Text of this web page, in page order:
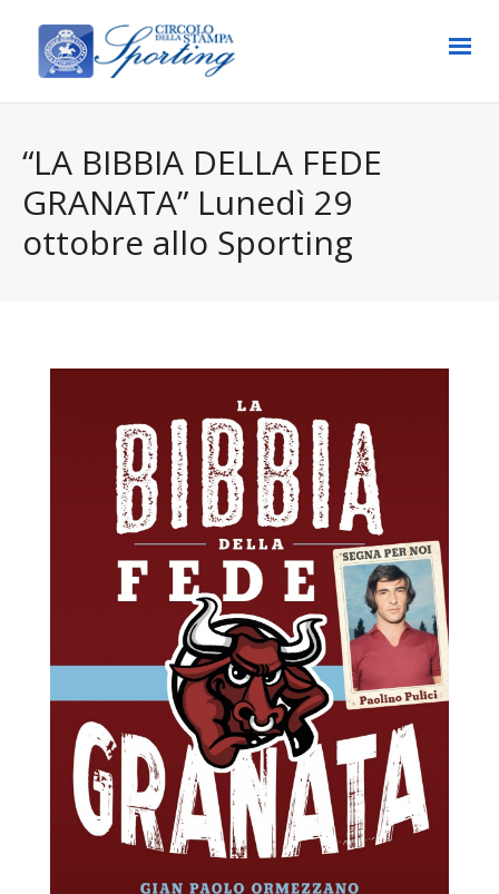
“LA BIBBIA DELLA FEDE
GRANATA” Lunedì 29
ottobre allo Sporting